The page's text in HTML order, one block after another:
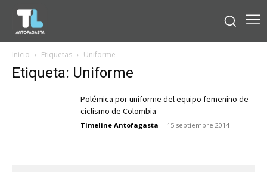
Inicio Etiquetas Uniforme
Etiqueta: Uniforme
Polémica por uniforme del equipo femenino de
ciclismo de Colombia
Timeline Antofagasta - 15 septiembre 2014